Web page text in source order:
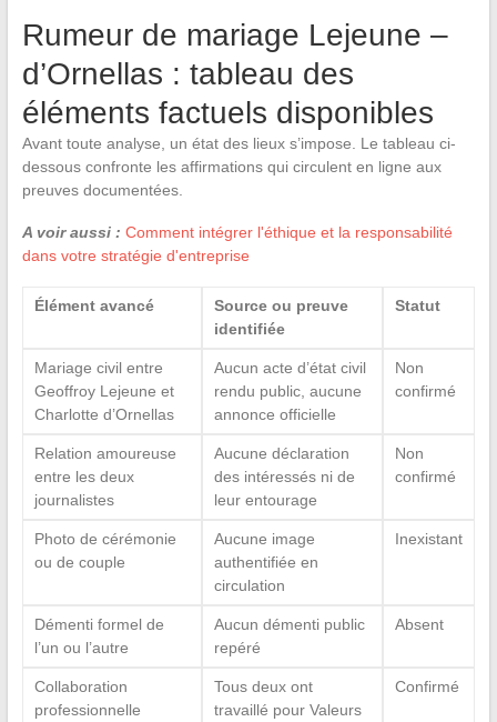
Rumeur de mariage Lejeune –
d’Ornellas : tableau des
éléments factuels disponibles
Avant toute analyse, un état des lieux s’impose. Le tableau ci-
dessous confronte les affirmations qui circulent en ligne aux
preuves documentées.
A voir aussi : Comment intégrer l'éthique et la responsabilité
dans votre stratégie d'entreprise
Élément avancé
Source ou preuve
identifiée
Statut
Mariage civil entre
Geoffroy Lejeune et
Charlotte d’Ornellas
Aucun acte d’état civil
rendu public, aucune
annonce officielle
Non
confirmé
Relation amoureuse
entre les deux
journalistes
Aucune déclaration
des intéressés ni de
leur entourage
Non
confirmé
Photo de cérémonie
ou de couple
Aucune image
authentifiée en
circulation
Inexistant
Démenti formel de
l’un ou l’autre
Aucun démenti public
repéré
Absent
Collaboration
professionnelle
Tous deux ont
travaillé pour Valeurs
Confirmé